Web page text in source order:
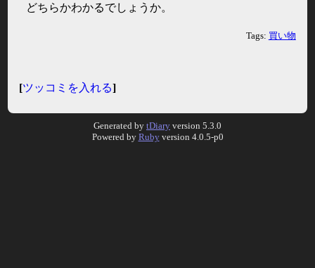
どちらかわかるでしょうか。
Tags: 買い物
[ツッコミを入れる]
Generated by tDiary version 5.3.0
Powered by Rubyversion 4.0.5-p0